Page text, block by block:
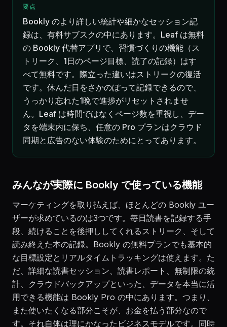
要点
Bookly のより詳しい統計や細かなセッション記
録は、有料サブスクの中にあります。Leaf は無料
の Bookly 代替アプリで、習慣づくりの機能（ス
トリーク、1日のページ目標、読了の記録）はす
べて無料です。際立った違いはストリークの復活
です。休んだ日をさかのぼって記録できるので、
うっかり忘れた1晩で進捗がリセットされませ
ん。Leaf は時間ではなくページ数を重視し、デー
タを端末内に保ち、任意の Pro プランはクラウド
同期と広告のない体験のためにとってあります。
みんなが実際に Bookly で使っている機能
マーケティングを取り払えば、ほとんどの Bookly ユー
ザーが求めているのは3つです。毎日読書を記録する手
段、続けることを後押ししてくれるストリーク、そして
読み終えた本の記録。Bookly の無料プランでも基本的
な目標設定とリアルタイムトラッキングは使えます。た
だ、詳細な読書セッション、読書レポート、無制限の統
計、クラウドバックアップといった、データを本当に活
用できる機能は Bookly Pro の中にあります。つまり、
また使いたくなる部分こそが、お金を払う部分なので
す。それ自体は理にかなったビジネスモデルです。同時